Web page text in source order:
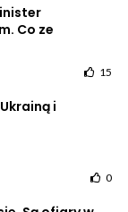
Co ze
15
i
0